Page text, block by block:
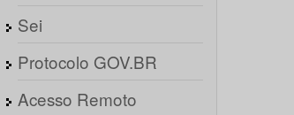
Sei
Protocolo GOV.BR
Acesso Remoto